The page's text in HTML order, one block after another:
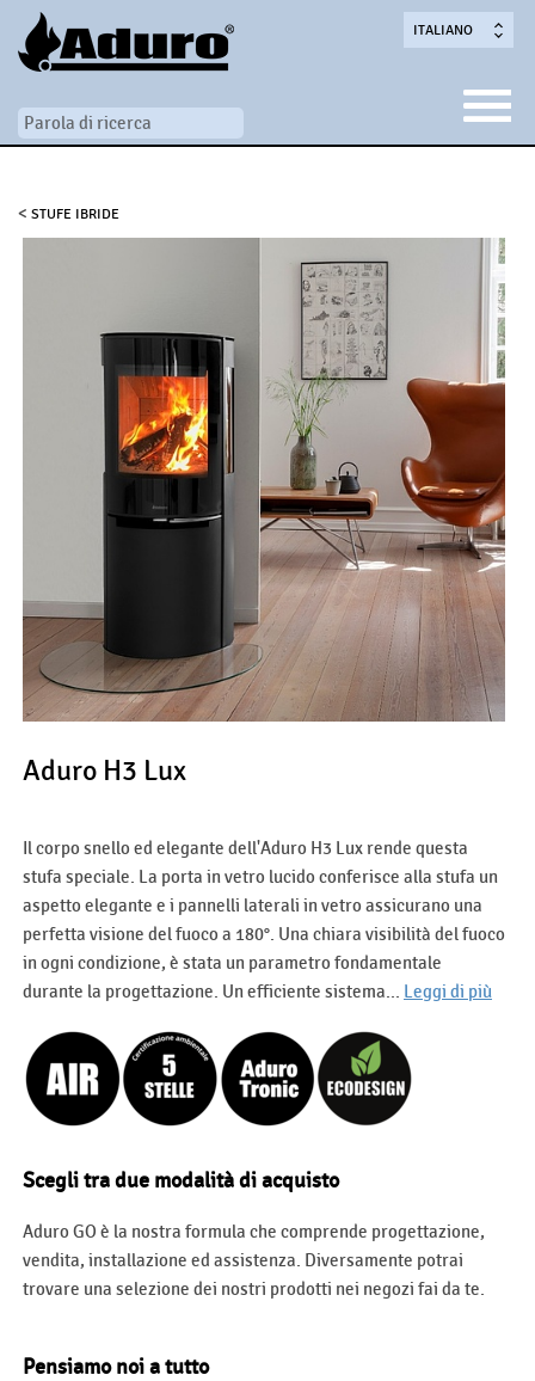
ITALIANO
< STUFE IBRIDE
Aduro H3 Lux
Il corpo snello ed elegante dell'Aduro H3 Lux rende questa
stufa speciale. La porta in vetro lucido conferisce alla stufa un
aspetto elegante e i pannelli laterali in vetro assicurano una
perfetta visione del fuoco a 180°. Una chiara visibilità del fuoco
in ogni condizione, è stata un parametro fondamentale
durante la progettazione. Un efficiente sistema... Leggi di più
Scegli tra due modalità di acquisto
Aduro GO è la nostra formula che comprende progettazione,
vendita, installazione ed assistenza. Diversamente potrai
trovare una selezione dei nostri prodotti nei negozi fai da te.
Pensiamo noi a tutto